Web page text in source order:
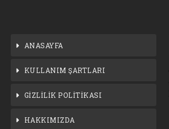
ANASAYFA
KULLANIM ŞARTLARI
GİZLİLİK POLİTİKASI
HAKKIMIZDA